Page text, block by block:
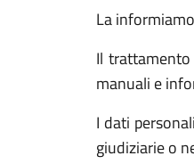
La
Il
manuali e
I dati
giudiziarie o